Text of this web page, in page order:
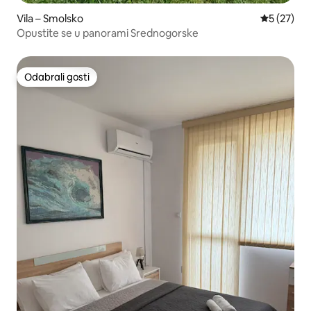
Vila – Smolsko Prosječna
5 (27)
Opustite se u panorami Srednogorske
Odabrali gosti
Odabrali gosti